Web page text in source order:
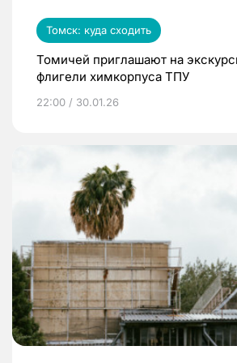
Томск: куда сходить
Томичей приглашают на
флигели химкорпуса ТПУ
22:00 / 30.01.26